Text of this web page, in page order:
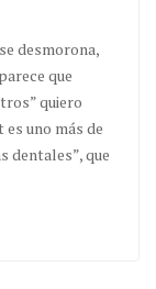
desmorona,
que
quiero
uno más de
dentales”, que